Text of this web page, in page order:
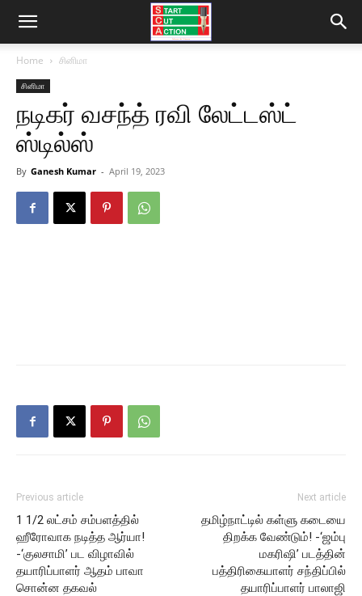
Home சினிமா
சினிமா
நடிகர் வசந்த் ரவி லேட்டஸ்ட்
ஸ்டில்ஸ்
By Ganesh Kumar - April 19, 2023
Previous article
1 1/2 லட்சம் சம்பளத்தில்
ஹீரோவாக நடித்த ஆர்யா!
-‘குலசாமி’ பட விழாவில்
தயாரிப்பாளர் ஆதம் பாவா
சொன்ன தகவல்
Next article
தமிழ்நாட்டில் கள்ளு கடையை
திறக்க வேண்டும்! -‘ஜம்பு
மகரிஷி’ படத்தின்
பத்திரிகையாளர் சந்திப்பில்
தயாரிப்பாளர் பாலாஜி